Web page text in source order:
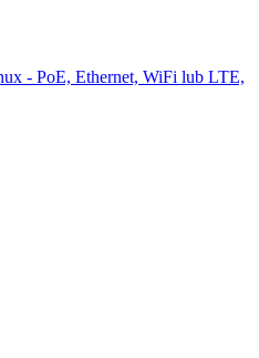
- PoE, Ethernet, WiFi lub LTE,